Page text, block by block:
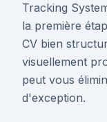
Tracking
la première
CV bien
visuellement
peut vous
d'exception.